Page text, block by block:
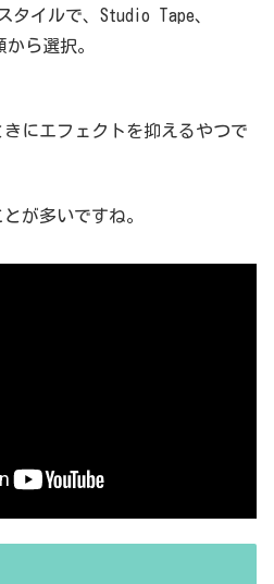
タイルで、Studio Tape、
ら選択。
きにエフェクトを抑えるやつで
が多いですね。